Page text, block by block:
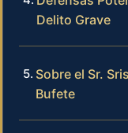
Delito Grave
Sobre el Sr.
Bufete